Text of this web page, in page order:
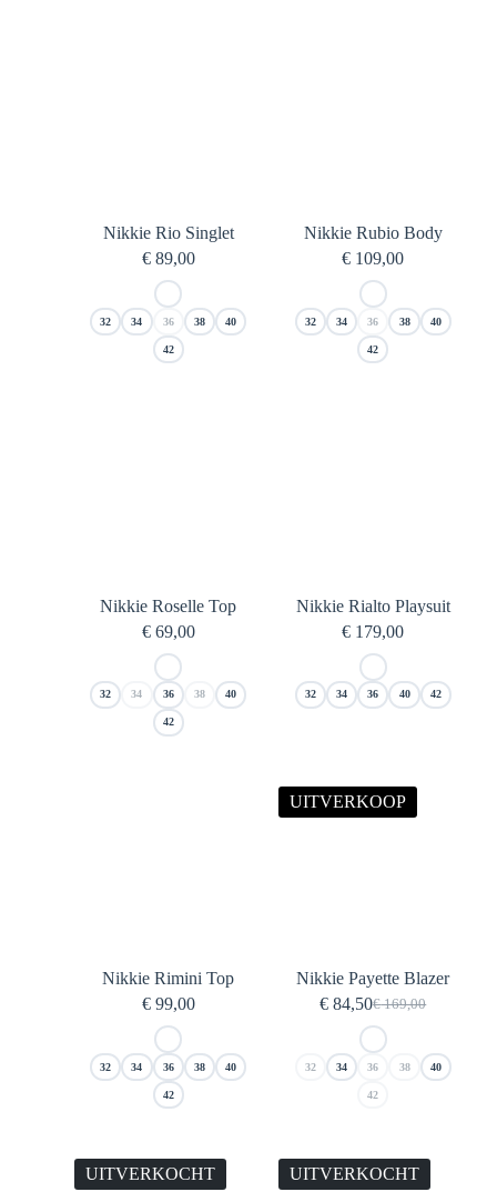
Nikkie Rio Singlet
€89,00
32 34 36 38 40
42
Nikkie Rubio Body
€ 109,00
32 34 36 38 40
42
Nikkie Roselle Top
€69,00
32 34 36 38 40
42
Nikkie Rialto Playsuit
€ 179,00
32 34 36 40 42
Nikkie Rimini Top
€99,00
32 34 36 38 40
42
UITVERKOOP
Nikkie Payette Blazer
€169,00
Oorspronkelijke
prijs
was:
€ 169,00.
€ 84,50Huidige
prijs
is:
€ 84,50.
32 34 36 38 40
42
UITVERKOCHT UITVERKOCHT